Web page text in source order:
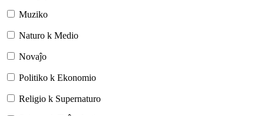
Muziko
Naturo k Medio
Novaĵo
Politiko k Ekonomio
Religio k Supernaturo